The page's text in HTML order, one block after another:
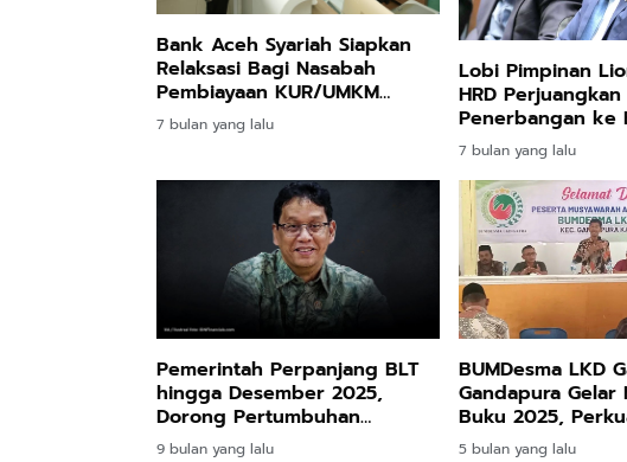
Bank Aceh Syariah Siapkan
Relaksasi Bagi Nasabah
Pembiayaan KUR/UMKM
Terdampak Bencana
7 bulan yang lalu
Lobi Pimpinan
HRD
Penerbangan ke
Rembele Setiap
7 bulan yang lalu
Pemerintah Perpanjang BLT
hingga Desember 2025,
Dorong Pertumbuhan
Ekonomi Tembus 5,7 Persen
9 bulan yang lalu
BUMDesma LKD
Gandapura Gelar
Buku 2025,
dan Peremajaan
5 bulan yang lalu